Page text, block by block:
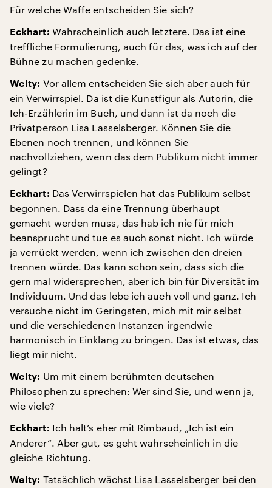
Für welche Waffe entscheiden Sie sich?
Eckhart: Wahrscheinlich auch letztere. Das ist eine
treffliche Formulierung, auch für das, was ich auf der
Bühne zu machen gedenke.
Welty: Vor allem entscheiden Sie sich aber auch für
ein Verwirrspiel. Da ist die Kunstfigur als Autorin, die
Ich-Erzählerin im Buch, und dann ist da noch die
Privatperson Lisa Lasselsberger. Können Sie die
Ebenen noch trennen, und können Sie
nachvollziehen, wenn das dem Publikum nicht immer
gelingt?
Eckhart: Das Verwirrspielen hat das Publikum selbst
begonnen. Dass da eine Trennung überhaupt
gemacht werden muss, das hab ich nie für mich
beansprucht und tue es auch sonst nicht. Ich würde
ja verrückt werden, wenn ich zwischen den dreien
trennen würde. Das kann schon sein, dass sich die
gern mal widersprechen, aber ich bin für Diversität im
Individuum. Und das lebe ich auch voll und ganz. Ich
versuche nicht im Geringsten, mich mit mir selbst
und die verschiedenen Instanzen irgendwie
harmonisch in Einklang zu bringen. Das ist etwas, das
liegt mir nicht.
Welty: Um mit einem berühmten deutschen
Philosophen zu sprechen: Wer sind Sie, und wenn ja,
wie viele?
Eckhart: Ich halt’s eher mit Rimbaud, „Ich ist ein
Anderer“. Aber gut, es geht wahrscheinlich in die
gleiche Richtung.
Welty: Tatsächlich wächst Lisa Lasselsberger bei den